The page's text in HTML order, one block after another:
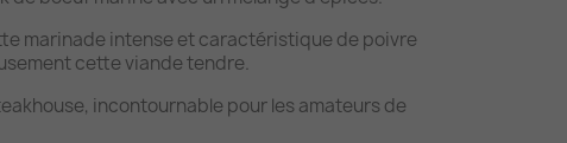
marinade intense et caractéristique de poivre
cette viande tendre.
incontournable pour les amateurs de